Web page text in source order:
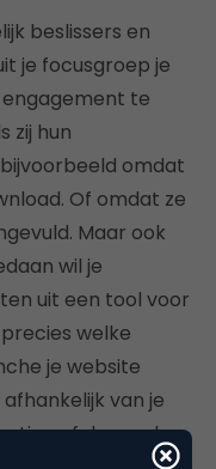
beslissers en
je focusgroep je
te
zij hun
omdat
Of omdat ze
Maar ook
wil je
uit een tool voor
welke
je website
van je
of door sales.